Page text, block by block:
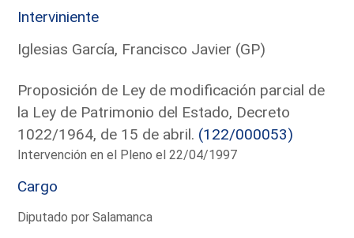
Interviniente
Iglesias García, Francisco Javier (GP)
Proposición de Ley de modificación parcial de
la Ley de Patrimonio del Estado, Decreto
1022/1964, de 15 de abril. (122/000053)
Intervención en el Pleno el 22/04/1997
Cargo
Diputado por Salamanca